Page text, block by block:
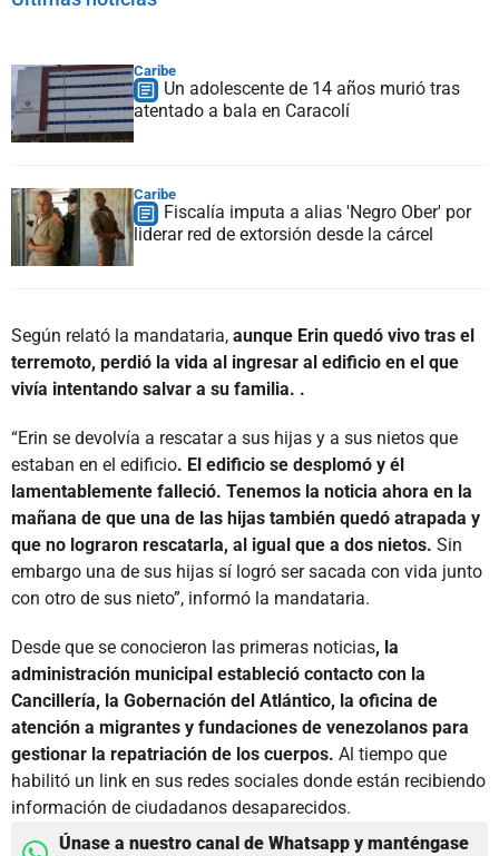
Caribe
Un adolescente de 14 años murió tras
atentado a bala en Caracolí
Caribe
Fiscalía imputa a alias 'Negro Ober' por
liderar red de extorsión desde la cárcel
Según relató la mandataria, aunque Erin quedó vivo tras el
terremoto, perdió la vida al ingresar al edificio en el que
vivía intentando salvar a su familia. .
“Erin se devolvía a rescatar a sus hijas y a sus nietos que
estaban en el edificio. El edificio se desplomó y él
lamentablemente falleció. Tenemos la noticia ahora en la
mañana de que una de las hijas también quedó atrapada y
que no lograron rescatarla, al igual que a dos nietos. Sin
embargo una de sus hijas sí logró ser sacada con vida junto
con otro de sus nieto”, informó la mandataria.
Desde que se conocieron las primeras noticias, la
administración municipal estableció contacto con la
Cancillería, la Gobernación del Atlántico, la oficina de
atención a migrantes y fundaciones de venezolanos para
gestionar la repatriación de los cuerpos. Al tiempo que
habilitó un link en sus redes sociales donde están recibiendo
información de ciudadanos desaparecidos.
Únase a nuestro canal de Whatsapp y manténgase